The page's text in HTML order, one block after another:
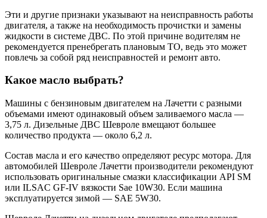
Эти и другие признаки указывают на неисправность работы
двигателя, а также на необходимость прочистки и замены
жидкости в системе ДВС. По этой причине водителям не
рекомендуется пренебрегать плановым ТО, ведь это может
повлечь за собой ряд неисправностей и ремонт авто.
Какое масло выбрать?
Машины с бензиновым двигателем на Лачетти с разными
объемами имеют одинаковый объем заливаемого масла —
3,75 л. Дизельные ДВС Шевроле вмещают большее
количество продукта — около 6,2 л.
Состав масла и его качество определяют ресурс мотора. Для
автомобилей Шевроле Лачетти производители рекомендуют
использовать оригинальные смазки классификации API SM
или ILSAC GF-IV вязкости Sae 10W30. Если машина
эксплуатируется зимой — SAE 5W30.